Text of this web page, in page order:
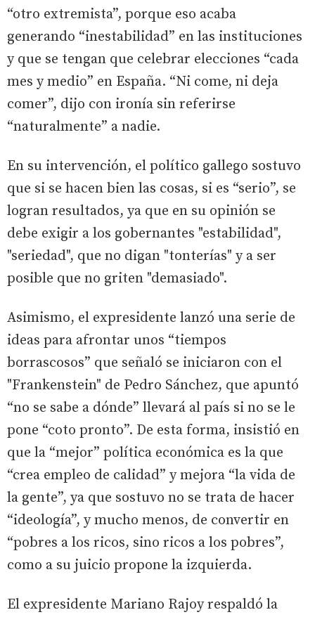
“otro extremista”, porque eso acaba
generando “inestabilidad” en las instituciones
y que se tengan que celebrar elecciones “cada
mes y medio” en España. “Ni come, ni deja
comer”, dijo con ironía sin referirse
“naturalmente” a nadie.
En su intervención, el político gallego sostuvo
que si se hacen bien las cosas, si es “serio”, se
logran resultados, ya que en su opinión se
debe exigir a los gobernantes "estabilidad",
"seriedad", que no digan "tonterías" y a ser
posible que no griten "demasiado".
Asimismo, el expresidente lanzó una serie de
ideas para afrontar unos “tiempos
borrascosos” que señaló se iniciaron con el
"Frankenstein" de Pedro Sánchez, que apuntó
“no se sabe a dónde” llevará al país si no se le
pone “coto pronto”. De esta forma, insistió en
que la “mejor” política económica es la que
“crea empleo de calidad” y mejora “la vida de
la gente”, ya que sostuvo no se trata de hacer
“ideología”, y mucho menos, de convertir en
“pobres a los ricos, sino ricos a los pobres”,
como a su juicio propone la izquierda.
El expresidente Mariano Rajoy respaldó la